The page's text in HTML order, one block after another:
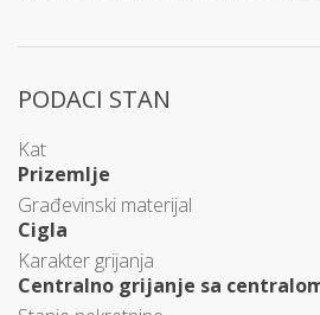
PODACI STAN
Kat
Prizemlje
Građevinski materijal
Cigla
Karakter grijanja
Centralno grijanje sa